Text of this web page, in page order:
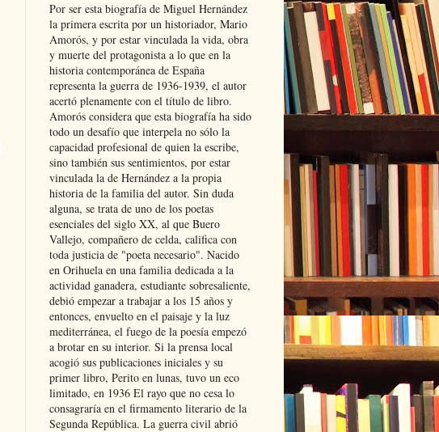
Por ser esta biografía de Miguel Hernández
la primera escrita por un historiador, Mario
Amorós, y por estar vinculada la vida, obra
y muerte del protagonista a lo que en la
historia contemporánea de España
representa la guerra de 1936-1939, el autor
acertó plenamente con el título de libro.
Amorós considera que esta biografía ha sido
todo un desafío que interpela no sólo la
capacidad profesional de quien la escribe,
sino también sus sentimientos, por estar
vinculada la de Hernández a la propia
historia de la familia del autor. Sin duda
alguna, se trata de uno de los poetas
esenciales del siglo XX, al que Buero
Vallejo, compañero de celda, califica con
toda justicia de "poeta necesario". Nacido
en Orihuela en una familia dedicada a la
actividad ganadera, estudiante sobresaliente,
debió empezar a trabajar a los 15 años y
entonces, envuelto en el paisaje y la luz
mediterránea, el fuego de la poesía empezó
a brotar en su interior. Si la prensa local
acogió sus publicaciones iniciales y su
primer libro, Perito en lunas, tuvo un eco
limitado, en 1936 El rayo que no cesa lo
consagraría en el firmamento literario de la
Segunda República. La guerra civil abrió